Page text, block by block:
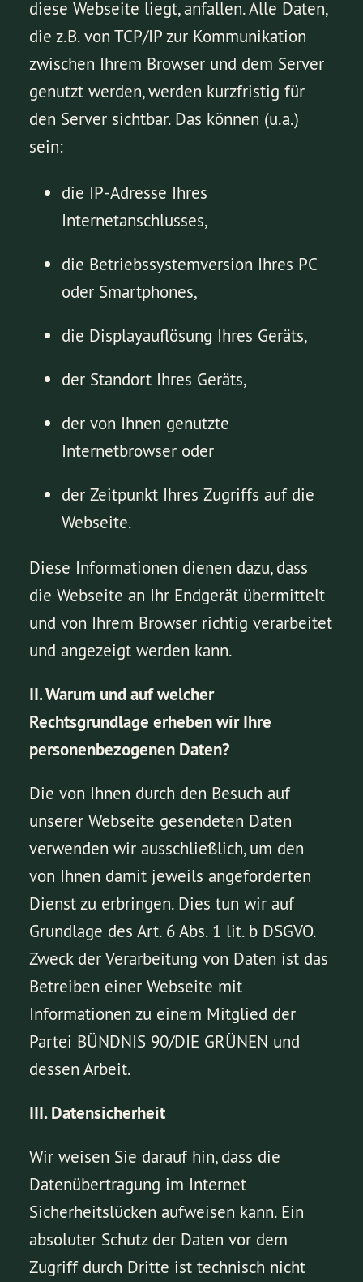
diese Webseite liegt, anfallen. Alle Daten,
die z.B. von TCP/IP zur Kommunikation
zwischen Ihrem Browser und dem Server
genutzt werden, werden kurzfristig für
den Server sichtbar. Das können (u.a.)
sein:
die IP-Adresse Ihres
Internetanschlusses,
die Betriebssystemversion Ihres PC
oder Smartphones,
die Displayauflösung Ihres Geräts,
der Standort Ihres Geräts,
der von Ihnen genutzte
Internetbrowser oder
der Zeitpunkt Ihres Zugriffs auf die
Webseite.
Diese Informationen dienen dazu, dass
die Webseite an Ihr Endgerät übermittelt
und von Ihrem Browser richtig verarbeitet
und angezeigt werden kann.
II. Warum und auf welcher
Rechtsgrundlage erheben wir Ihre
personenbezogenen Daten?
Die von Ihnen durch den Besuch auf
unserer Webseite gesendeten Daten
verwenden wir ausschließlich, um den
von Ihnen damit jeweils angeforderten
Dienst zu erbringen. Dies tun wir auf
Grundlage des Art. 6 Abs. 1 lit. b DSGVO.
Zweck der Verarbeitung von Daten ist das
Betreiben einer Webseite mit
Informationen zu einem Mitglied der
Partei BÜNDNIS 90/DIE GRÜNEN und
dessen Arbeit.
III. Datensicherheit
Wir weisen Sie darauf hin, dass die
Datenübertragung im Internet
Sicherheitslücken aufweisen kann. Ein
absoluter Schutz der Daten vor dem
Zugriff durch Dritte ist technisch nicht